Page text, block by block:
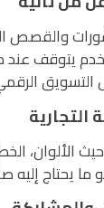
والقصص
يتوقف
التسويق
الألوان،
ما يحتاج